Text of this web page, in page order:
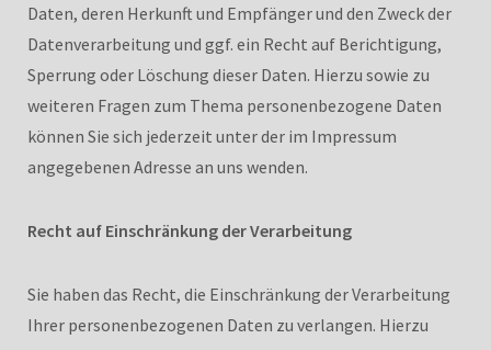
Daten, deren Herkunft und Empfänger und den Zweck der
Datenverarbeitung und ggf. ein Recht auf Berichtigung,
Sperrung oder Löschung dieser Daten. Hierzu sowie zu
weiteren Fragen zum Thema personenbezogene Daten
können Sie sich jederzeit unter der im Impressum
angegebenen Adresse an uns wenden.
Recht auf Einschränkung der Verarbeitung
Sie haben das Recht, die Einschränkung der Verarbeitung
Ihrer personenbezogenen Daten zu verlangen. Hierzu